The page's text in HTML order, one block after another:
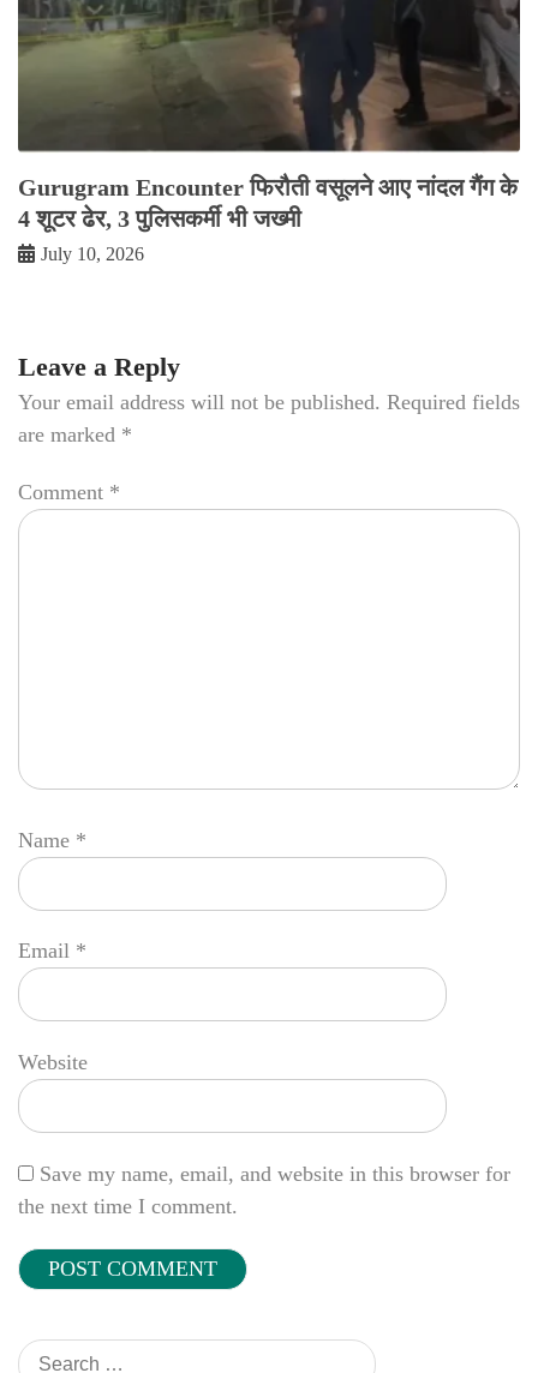
Gurugram Encounter फिरौती वसूलने आए नांदल गैंग के
4 शूटर ढेर, 3 पुलिसकर्मी भी जख्मी
July 10, 2026
Leave a Reply
Your email address will not be published. Required fields
are marked *
Comment *
Name *
Email *
Website
Save my name, email, and website in this browser for
the next time I comment.
Search